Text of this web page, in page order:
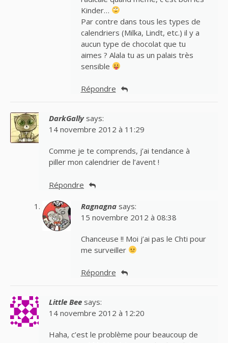
Kinder…
Par contre dans tous les types de
calendriers (Milka, Lindt, etc.) il y a
aucun type de chocolat que tu
aimes ? Alala tu as un palais très
sensible
Répondre
DarkGally says:
14 novembre 2012 à 11:29
Comme je te comprends, j’ai tendance à
piller mon calendrier de l’avent !
Répondre
Ragnagna says:
15 novembre 2012 à 08:38
Chanceuse !! Moi j’ai pas le Chti pour
me surveiller
Répondre
Little Bee says:
14 novembre 2012 à 12:20
Haha, c’est le problème pour beaucoup de